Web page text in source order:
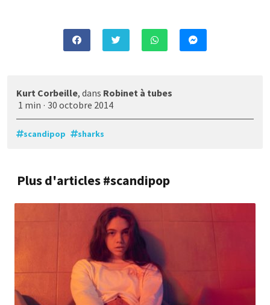
Kurt Corbeille, dans Robinet à tubes
1 min · 30 octobre 2014
scandipop sharks
Plus d'articles #scandipop